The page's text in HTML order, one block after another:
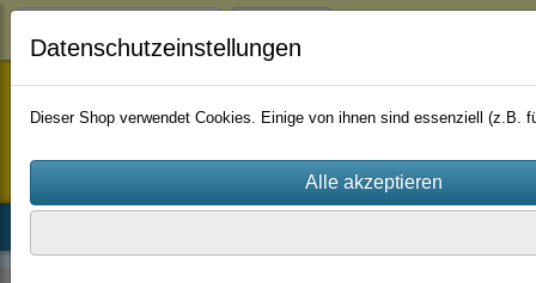
staufenbiel-berlin
Datenschutzeinstellungen
Dieser Shop verwendet Cookies. Einige von ihnen sind essenziell (z.B.